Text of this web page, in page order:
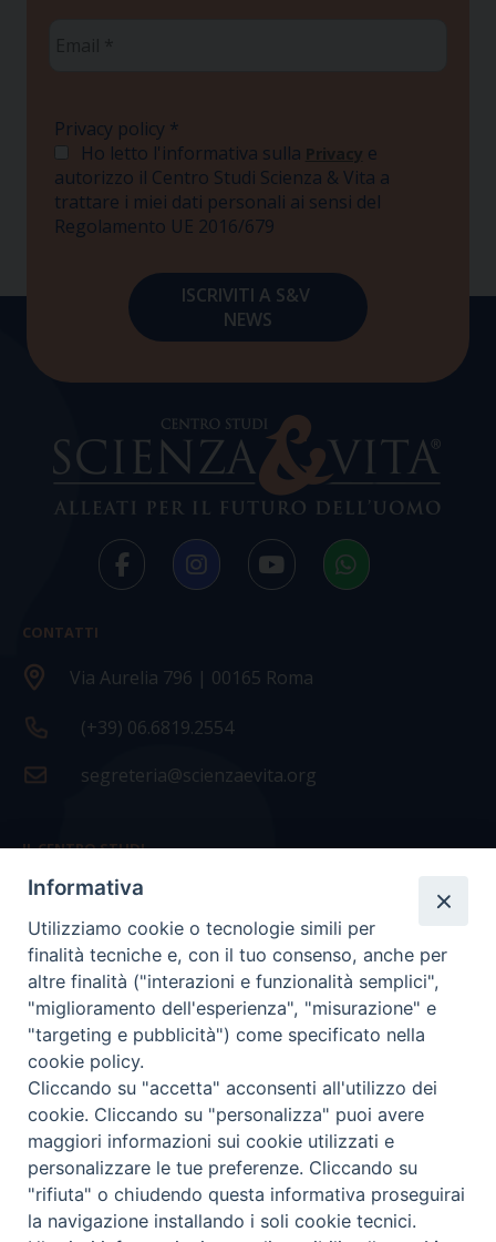
Privacy policy *
Ho letto l'informativa sulla Privacy e
autorizzo il Centro Studi Scienza & Vita a
trattare i miei dati personali ai sensi del
Regolamento UE 2016/679
CONTATTI
Via Aurelia 796 | 00165 Roma
(+39) 06.6819.2554
segreteria@scienzaevita.org
IL CENTRO STUDI
La nostra storia
Statuto
Presidenza e ufficio presidenza
Consiglio scientifico
Coordinamento nazionale
COPYRIGHT Scienza & Vita - C.F96600690588- Tutti i
diritti -Privacy- Credits
Informativa
Utilizziamo cookie o tecnologie simili per
finalità tecniche e, con il tuo consenso, anche per
altre finalità ("interazioni e funzionalità semplici",
"miglioramento dell'esperienza", "misurazione" e
"targeting e pubblicità") come specificato nella
cookie policy.
Cliccando su "accetta" acconsenti all'utilizzo dei
cookie. Cliccando su "personalizza" puoi avere
maggiori informazioni sui cookie utilizzati e
personalizzare le tue preferenze. Cliccando su
"rifiuta" o chiudendo questa informativa proseguirai
la navigazione installando i soli cookie tecnici.